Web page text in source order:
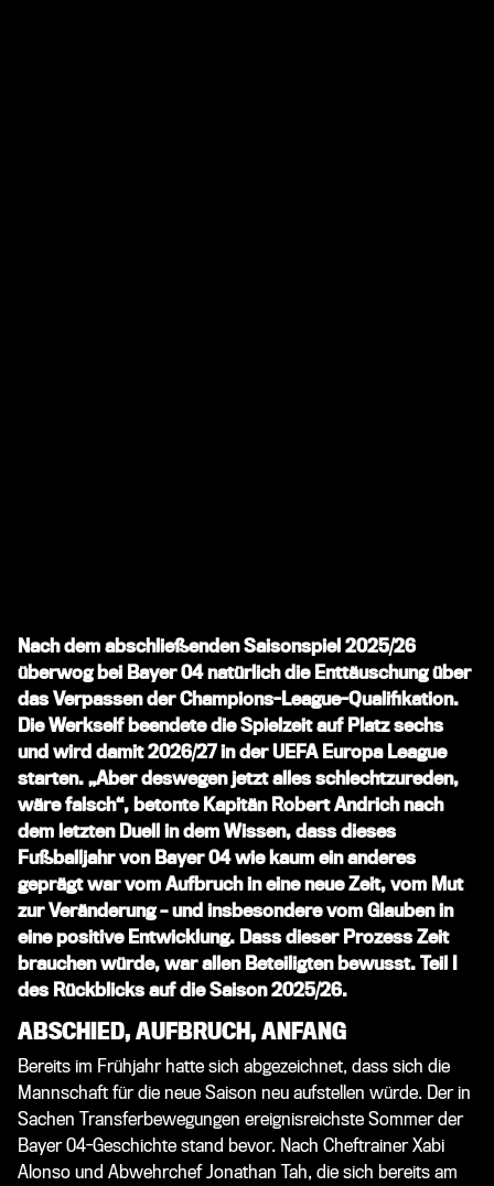
Nach dem abschließenden Saisonspiel 2025/26
überwog bei Bayer 04 natürlich die Enttäuschung über
das Verpassen der Champions-League-Qualifikation.
Die Werkself beendete die Spielzeit auf Platz sechs
und wird damit 2026/27 in der UEFA Europa League
starten. „Aber deswegen jetzt alles schlechtzureden,
wäre falsch“, betonte Kapitän Robert Andrich nach
dem letzten Duell in dem Wissen, dass dieses
Fußballjahr von Bayer 04 wie kaum ein anderes
geprägt war vom Aufbruch in eine neue Zeit, vom Mut
zur Veränderung – und insbesondere vom Glauben in
eine positive Entwicklung. Dass dieser Prozess Zeit
brauchen würde, war allen Beteiligten bewusst. Teil I
des Rückblicks auf die Saison 2025/26.
ABSCHIED, AUFBRUCH, ANFANG
Bereits im Frühjahr hatte sich abgezeichnet, dass sich die
Mannschaft für die neue Saison neu aufstellen würde. Der in
Sachen Transferbewegungen ereignisreichste Sommer der
Bayer 04-Geschichte stand bevor. Nach Cheftrainer Xabi
Alonso und Abwehrchef Jonathan Tah, die sich bereits am